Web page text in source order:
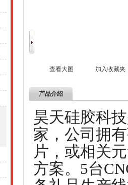
查看大图 加入收藏夹
产品介绍
昊天硅胶科
家，公司拥
片，或相关
方案。5台